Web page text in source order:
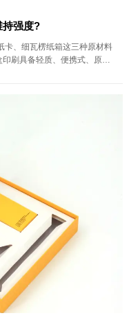
持强度?
卡、细瓦楞纸箱这三种原材料
刷具备轻质、便携式、原材
。一些好的商品会挑选印刷